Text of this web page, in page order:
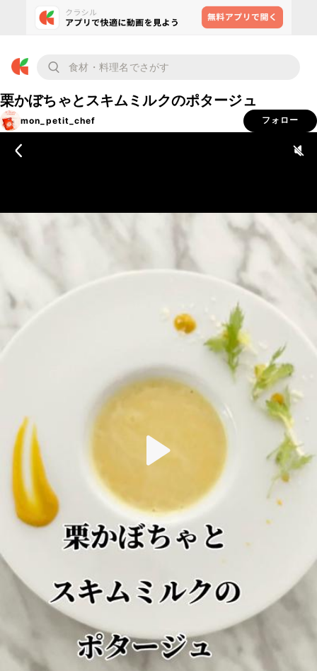
栗かぼちゃとスキムミルクのポタージュ
mon_petit_chef フォロー